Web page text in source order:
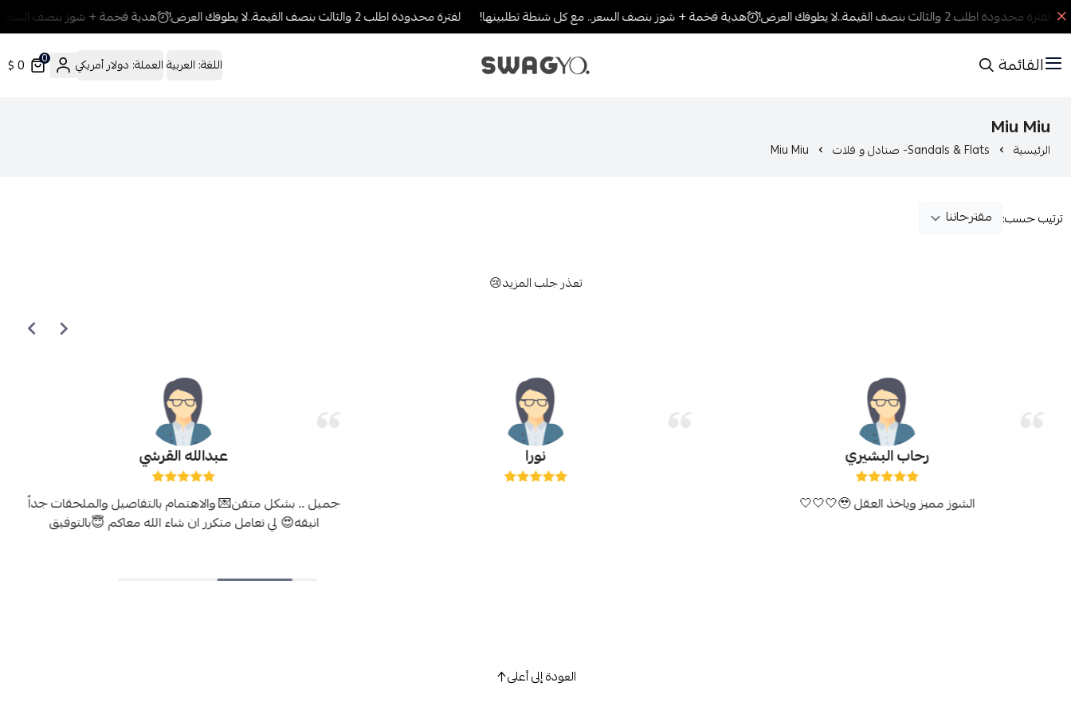
لفترة محدودة اطلب 2 والثالث بنصف القيمة..لا يطوفك العرض! هدية فخمة + شوز بنصف السعر.. مع كل شنطة تطلبينها! لفترة محدودة اطلب 2 والثالث بنصف القيمة..لا يطوفك العرض! هدية فخمة + شوز بنصف السعر..
القائمة SWAGYO FASHION اللغة: العربيةالعملة: دولار أمريكي 0
0 $
Miu Miu
الرئيسية Sandals & Flats- صنادل و فلات Miu Miu
ترتيب حسب:
تعذر جلب المزيد😢
رحاب البشيري
الشوز مميز وياخذ العقل 🥹🤍🤍🤍
نورا عبدالله القرشي
جميل .. بشكل متقن💌 والاهتمام بالتفاصيل والملحقات جداً
انيقه😍 لي تعامل متكرر ان شاء الله معاكم 😇بالتوفيق
العودة إلى أعلى